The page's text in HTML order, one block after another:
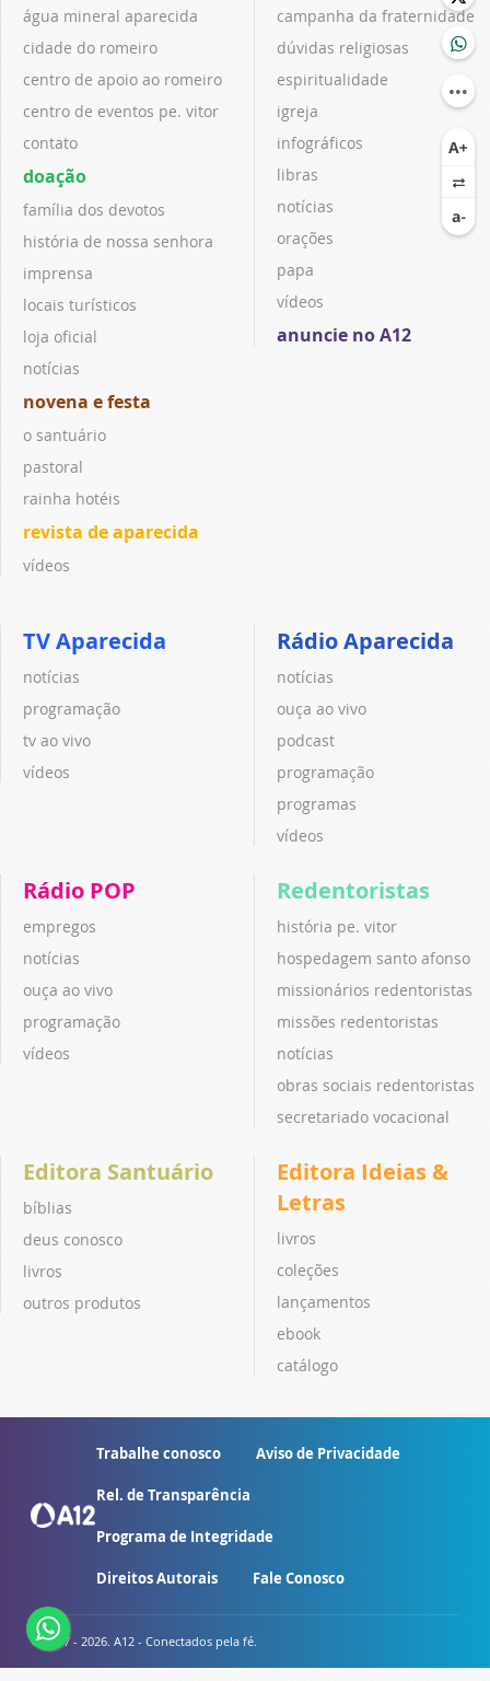
água mineral aparecida
cidade do romeiro
centro de apoio ao romeiro
centro de eventos pe. vitor
contato
doação
família dos devotos
história de nossa senhora
imprensa
locais turísticos
loja oficial
notícias
novena e festa
o santuário
pastoral
rainha hotéis
revista de aparecida
vídeos
campanha da fraternidade
dúvidas religiosas
espiritualidade
igreja
infográficos
libras
notícias
orações
papa
vídeos
anuncie no A12
TV Aparecida
notícias
programação
tv ao vivo
vídeos
Rádio Aparecida
notícias
ouça ao vivo
podcast
programação
programas
vídeos
Rádio POP
empregos
notícias
ouça ao vivo
programação
vídeos
Redentoristas
história pe. vitor
hospedagem santo afonso
missionários redentoristas
missões redentoristas
notícias
obras sociais redentoristas
secretariado vocacional
Editora Santuário
bíblias
deus conosco
livros
outros produtos
Editora Ideias &
Letras
livros
coleções
lançamentos
ebook
catálogo
Trabalhe conosco Aviso de Privacidade
Rel. de Transparência
Programa de Integridade
Direitos Autorais Fale Conosco
© 2007 - 2026. A12 - Conectados pela fé.